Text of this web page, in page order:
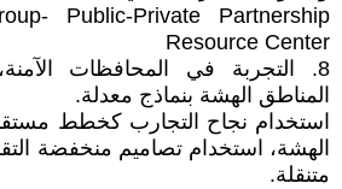
Public-Private Partnership
Resource Center
8. التجربة في المحافظات
المناطق الهشة بنماذج معدلة.
استخدام نجاح التجارب كخطط
الهشة، استخدام تصاميم منخفضة
متنقلة.